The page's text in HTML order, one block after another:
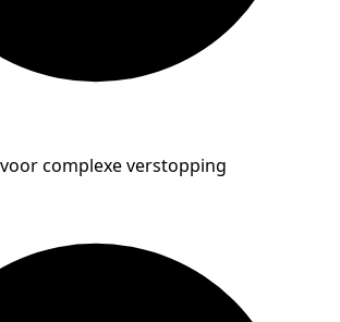
complexe verstopping